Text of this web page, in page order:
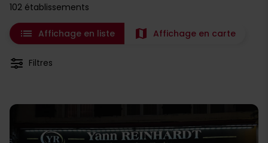
102 établissements
list Affichage en liste map Affichage en carte
Filtres